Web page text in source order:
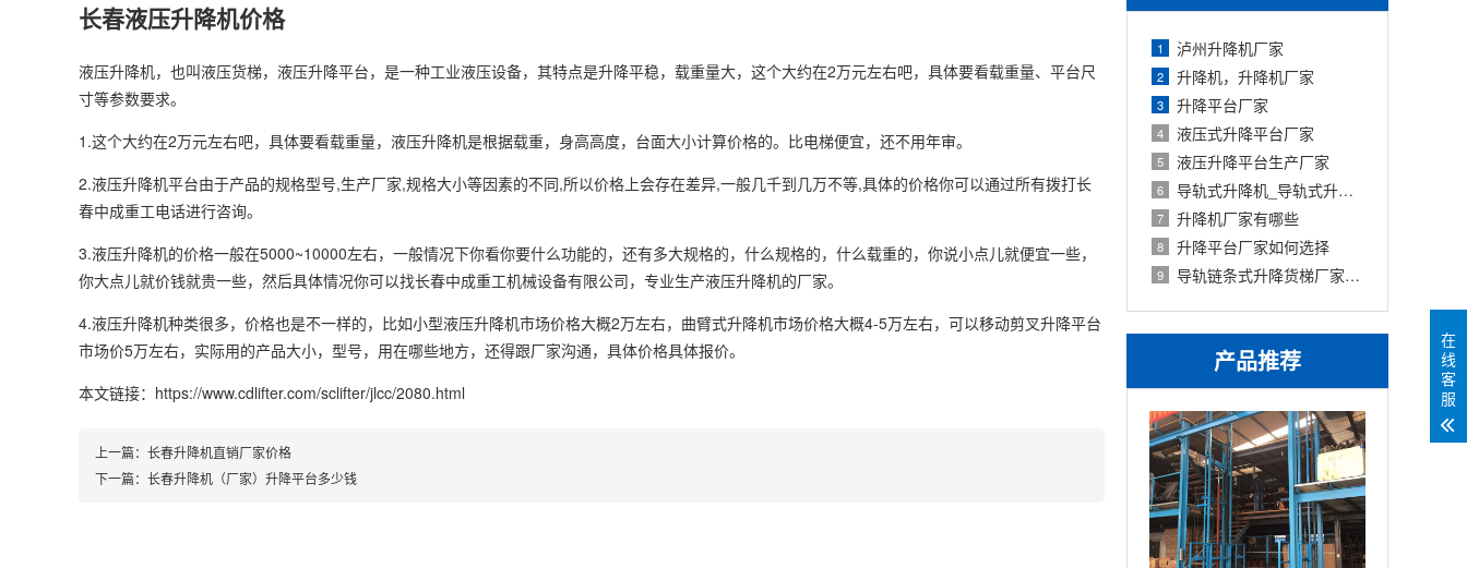
1 泸州升降机厂家
2 升降机，升降机厂家
3 升降平台厂家
4 液压式升降平台厂家
5 液压升降平台生产厂家
6 导轨式升降机_导轨式升降平台厂家
7 升降机厂家有哪些
8 升降平台厂家如何选择
9 导轨链条式升降货梯厂家定制
产品推荐
长春液压升降机价格
液压升降机，也叫液压货梯，液压升降平台，是一种工业液压设备，其特点是升降平稳，载重量大，这个大约在2万元左右吧，具体要看载重量、平台尺
寸等参数要求。
1.这个大约在2万元左右吧，具体要看载重量，液压升降机是根据载重，身高高度，台面大小计算价格的。比电梯便宜，还不用年审。
2.液压升降机平台由于产品的规格型号,生产厂家,规格大小等因素的不同,所以价格上会存在差异,一般几千到几万不等,具体的价格你可以通过所有拨打长
春中成重工电话进行咨询。
3.液压升降机的价格一般在5000~10000左右，一般情况下你看你要什么功能的，还有多大规格的，什么规格的，什么载重的，你说小点儿就便宜一些，
你大点儿就价钱就贵一些，然后具体情况你可以找长春中成重工机械设备有限公司，专业生产液压升降机的厂家。
4.液压升降机种类很多，价格也是不一样的，比如小型液压升降机市场价格大概2万左右，曲臂式升降机市场价格大概4-5万左右，可以移动剪叉升降平台
市场价5万左右，实际用的产品大小，型号，用在哪些地方，还得跟厂家沟通，具体价格具体报价。
本文链接：https://www.cdlifter.com/sclifter/jlcc/2080.html
上一篇： 长春升降机直销厂家价格
下一篇： 长春升降机（厂家）升降平台多少钱
在
线
客
服